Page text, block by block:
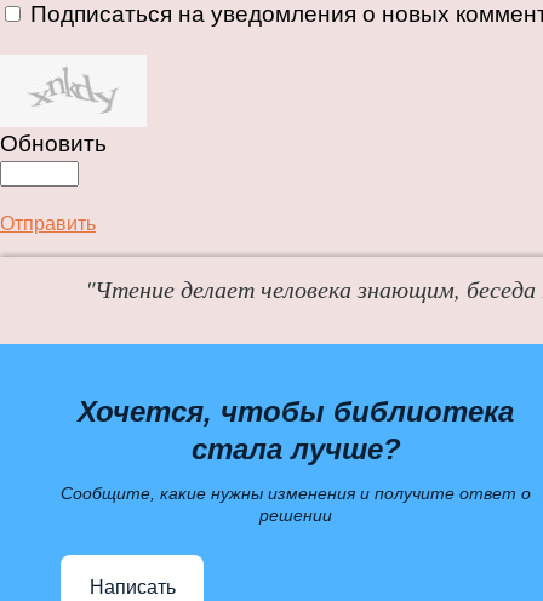
Подписаться на уведомления о новых
Обновить
Отправить
"Чтение делает человека знающим,
Хочется, чтобы библиотека
стала лучше?
Сообщите, какие нужны изменения и получите ответ о
решении
Написать